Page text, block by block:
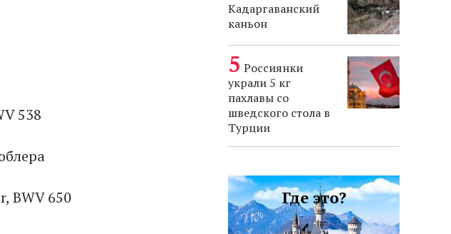
BWV 538
BWV 650
Кадаргаванский
каньон
Россиянки
украли 5 кг
пахлавы со
шведского стола в
Турции
Где это?